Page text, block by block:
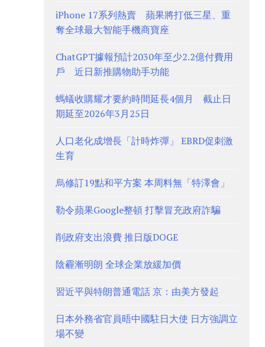
iPhone 17系列熱賣 蘋果將打低三星、重
奪全球最大智能手機商寶座
ChatGPT據報預計2030年至少2.2億付費用
戶 近日新推購物助手功能
螞蟻收購耀才要約時間延長4個月 截止日
期延至2026年3月25日
人口老化成增長「計時炸彈」 EBRD促刺激
生育
烏修訂19點和平方案 本周料無「特澤會」
勒令蘋果Google整頓 打擊冒充政府詐騙
削政府支出浪費 推日版DOGE
陰霾漸明朗 全球企業放緩加價
習近平與特朗普通電話 京：由美方發起
日本外務省官員晤中國駐日大使 日方強調立
場不變